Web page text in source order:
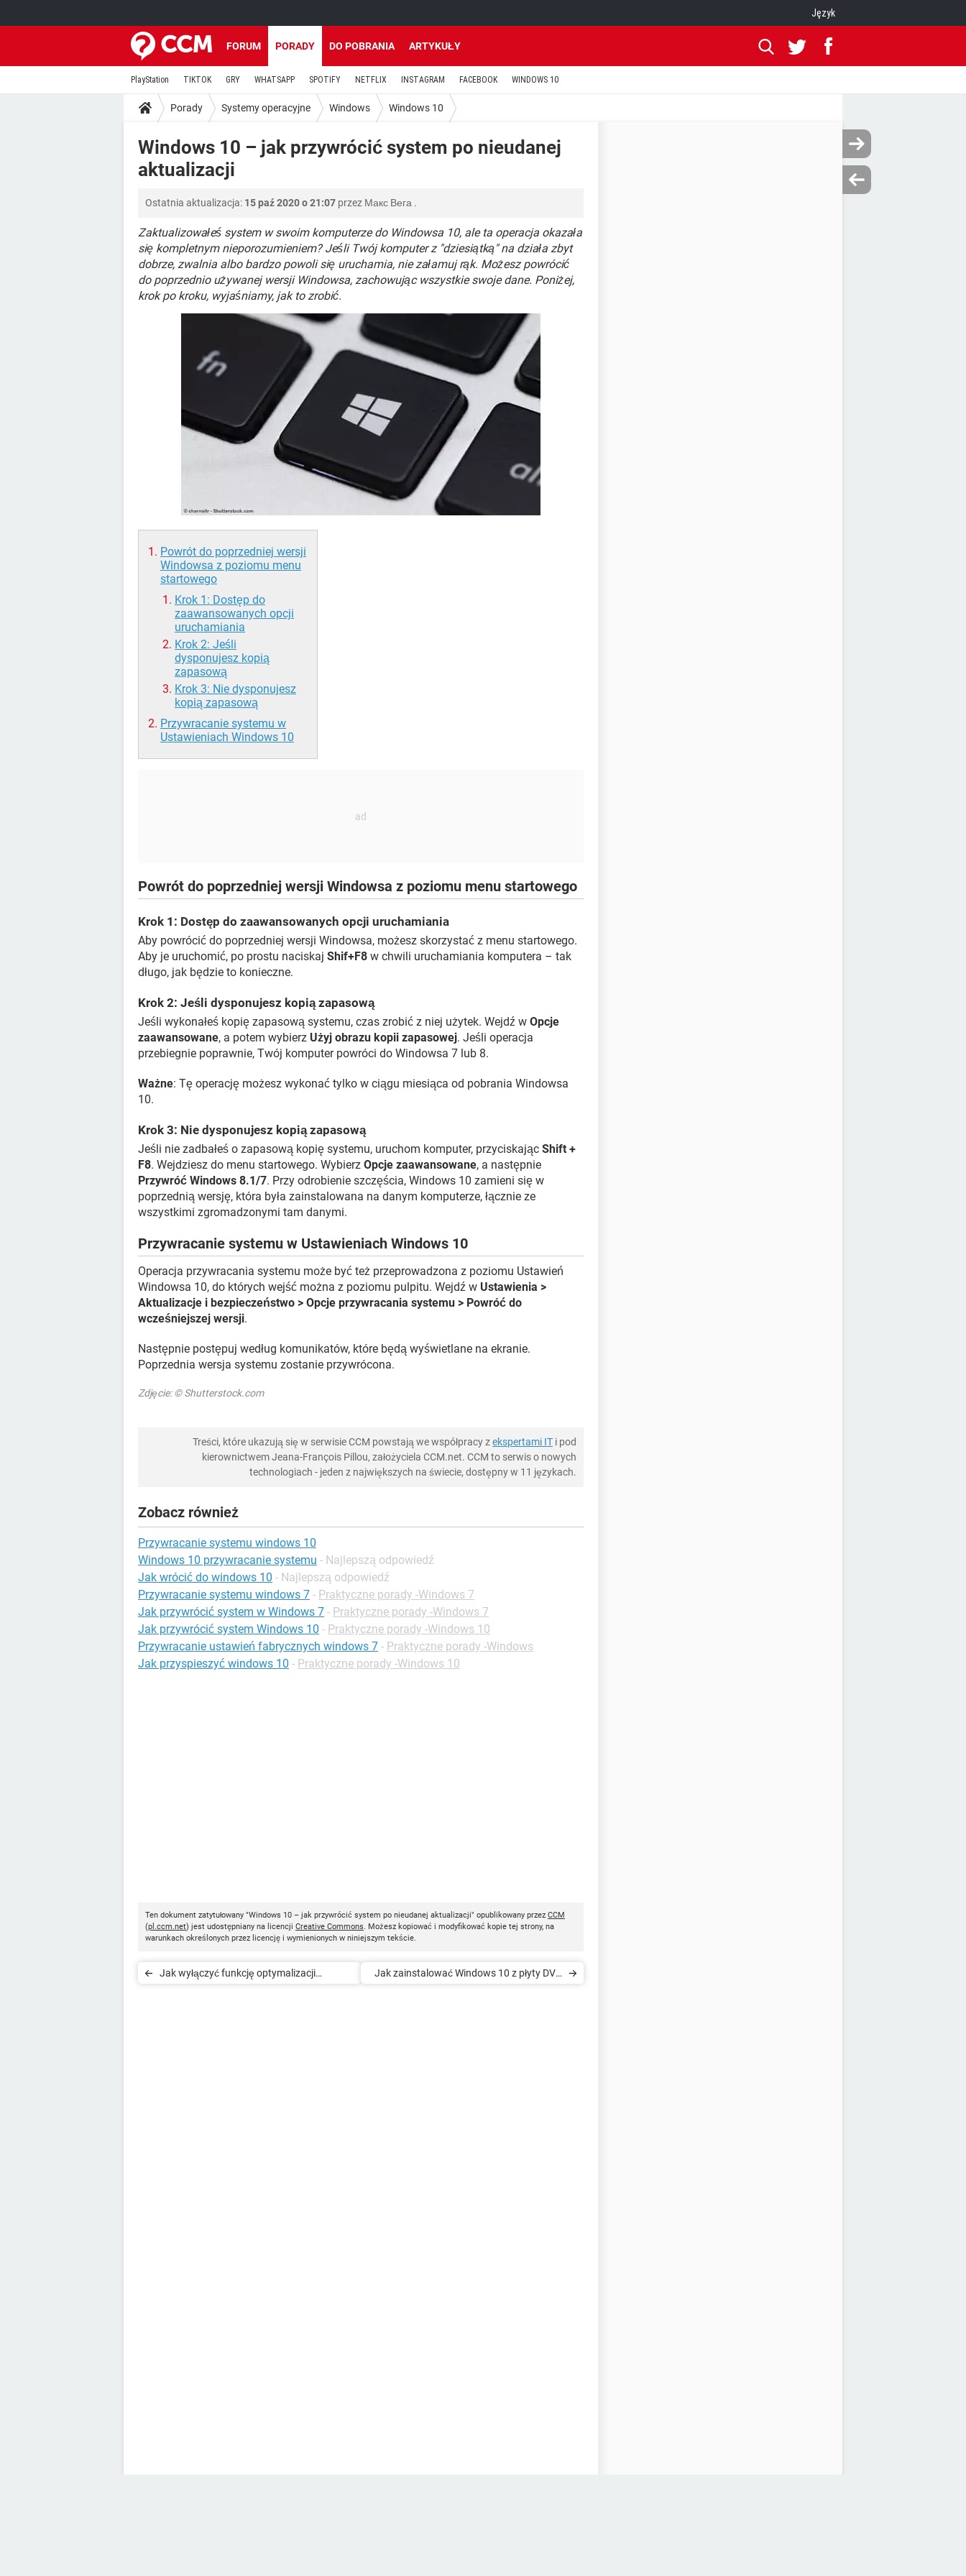
Język
FORUM PORADY DO POBRANIA ARTYKUŁY
PlayStation TIKTOK GRY WHATSAPP SPOTIFY NETFLIX INSTAGRAM FACEBOOK WINDOWS 10
Porady Systemy operacyjne Windows Windows 10
Windows 10 – jak przywrócić system po nieudanej
aktualizacji
Ostatnia aktualizacja: 15 paź 2020 o 21:07 przez Макс Вега .
Zaktualizowałeś system w swoim komputerze do Windowsa 10, ale ta operacja okazała
się kompletnym nieporozumieniem? Jeśli Twój komputer z "dziesiątką" na działa zbyt
dobrze, zwalnia albo bardzo powoli się uruchamia, nie załamuj rąk. Możesz powrócić
do poprzednio używanej wersji Windowsa, zachowując wszystkie swoje dane. Poniżej,
krok po kroku, wyjaśniamy, jak to zrobić.
Powrót do poprzedniej wersji
Windowsa z poziomu menu
startowego
Krok 1: Dostęp do
zaawansowanych opcji
uruchamiania
Krok 2: Jeśli
dysponujesz kopią
zapasową
Krok 3: Nie dysponujesz
kopią zapasową
Przywracanie systemu w
Ustawieniach Windows 10
Powrót do poprzedniej wersji Windowsa z poziomu menu startowego
Krok 1: Dostęp do zaawansowanych opcji uruchamiania
Aby powrócić do poprzedniej wersji Windowsa, możesz skorzystać z menu startowego.
Aby je uruchomić, po prostu naciskaj Shif+F8 w chwili uruchamiania komputera – tak
długo, jak będzie to konieczne.
Krok 2: Jeśli dysponujesz kopią zapasową
Jeśli wykonałeś kopię zapasową systemu, czas zrobić z niej użytek. Wejdź w Opcje
zaawansowane, a potem wybierz Użyj obrazu kopii zapasowej. Jeśli operacja
przebiegnie poprawnie, Twój komputer powróci do Windowsa 7 lub 8.
Ważne: Tę operację możesz wykonać tylko w ciągu miesiąca od pobrania Windowsa
10.
Krok 3: Nie dysponujesz kopią zapasową
Jeśli nie zadbałeś o zapasową kopię systemu, uruchom komputer, przyciskając Shift +
F8. Wejdziesz do menu startowego. Wybierz Opcje zaawansowane, a następnie
Przywróć Windows 8.1/7. Przy odrobienie szczęścia, Windows 10 zamieni się w
poprzednią wersję, która była zainstalowana na danym komputerze, łącznie ze
wszystkimi zgromadzonymi tam danymi.
Przywracanie systemu w Ustawieniach Windows 10
Operacja przywracania systemu może być też przeprowadzona z poziomu Ustawień
Windowsa 10, do których wejść można z poziomu pulpitu. Wejdź w Ustawienia >
Aktualizacje i bezpieczeństwo > Opcje przywracania systemu > Powróć do
wcześniejszej wersji.
Następnie postępuj według komunikatów, które będą wyświetlane na ekranie.
Poprzednia wersja systemu zostanie przywrócona.
Zdjęcie: © Shutterstock.com
Treści, które ukazują się w serwisie CCM powstają we współpracy zekspertami IT i pod
kierownictwem Jeana-François Pillou, założyciela CCM.net. CCM to serwis o nowych
technologiach - jeden z największych na świecie, dostępny w 11 językach.
Zobacz również
Przywracanie systemu windows 10
Windows 10 przywracanie systemu - Najlepszą odpowiedź
Jak wrócić do windows 10 - Najlepszą odpowiedź
Przywracanie systemu windows 7 - Praktyczne porady -Windows 7
Jak przywrócić system w Windows 7 - Praktyczne porady -Windows 7
Jak przywrócić system Windows 10 - Praktyczne porady -Windows 10
Przywracanie ustawień fabrycznych windows 7 - Praktyczne porady -Windows
Jak przyspieszyć windows 10 - Praktyczne porady -Windows 10
Ten dokument zatytułowany "Windows 10 – jak przywrócić system po nieudanej aktualizacji" opublikowany przez CCM
(pl.ccm.net) jest udostępniany na licencji Creative Commons. Możesz kopiować i modyfikować kopie tej strony, na
warunkach określonych przez licencję i wymienionych w niniejszym tekście.
Jak wyłączyć funkcję optymalizacji
Jak zainstalować Windows 10 z płyty DVD